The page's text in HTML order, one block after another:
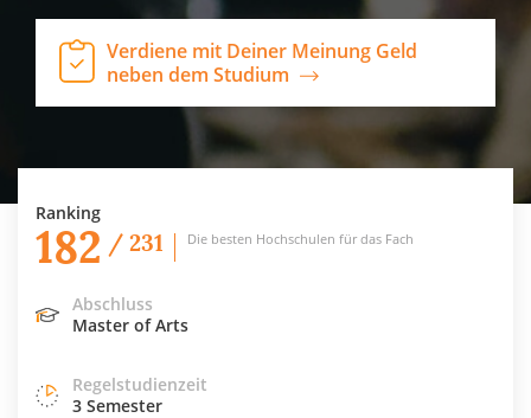
Verdiene mit Deiner Meinung Geld
neben dem Studium
Ranking
182 / 231 Die besten Hochschulen für das Fach
Abschluss
Master of Arts
Regelstudienzeit
3 Semester